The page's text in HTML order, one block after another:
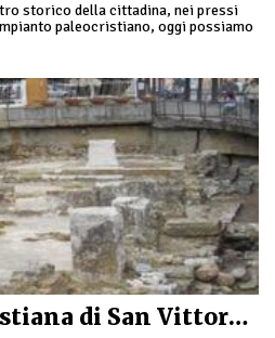
storico della cittadina, nei pressi
paleocristiano, oggi possiamo
Basilica paleocristiana di San Vittore ad Albenga